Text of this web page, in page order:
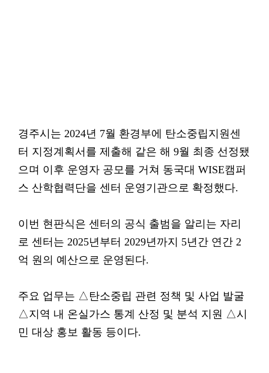
경주시는 2024년 7월 환경부에 탄소중립지원센
터 지정계획서를 제출해 같은 해 9월 최종 선정됐
으며 이후 운영자 공모를 거쳐 동국대 WISE캠퍼
스 산학협력단을 센터 운영기관으로 확정했다.
이번 현판식은 센터의 공식 출범을 알리는 자리
로 센터는 2025년부터 2029년까지 5년간 연간 2
억 원의 예산으로 운영된다.
주요 업무는 △탄소중립 관련 정책 및 사업 발굴
△지역 내 온실가스 통계 산정 및 분석 지원 △시
민 대상 홍보 활동 등이다.